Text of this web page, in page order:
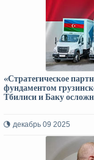
«Стратегическое
фундаментом
Тбилиси и Баку
декабрь 09 2025